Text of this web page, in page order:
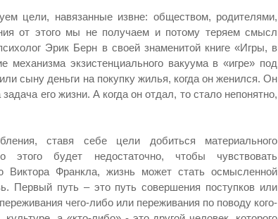
цели, навязанные извне: обществом, родителями,
от этого мы не получаем и потому теряем смысл
Эрик Берн в своей знаменитой книге «Игры, в
механизма экзистенциального вакуума в «игре» под
сыну деньги на покупку жилья, когда он женился. Он
его жизни. А когда он отдал, то стало непонятно,
ставя себе цели добиться материального
этого будет недостаточно, чтобы чувствовать
Виктора Франкла, жизнь может стать осмысленной
Первый путь – это путь совершения поступков или
чего-либо или переживания по поводу кого-